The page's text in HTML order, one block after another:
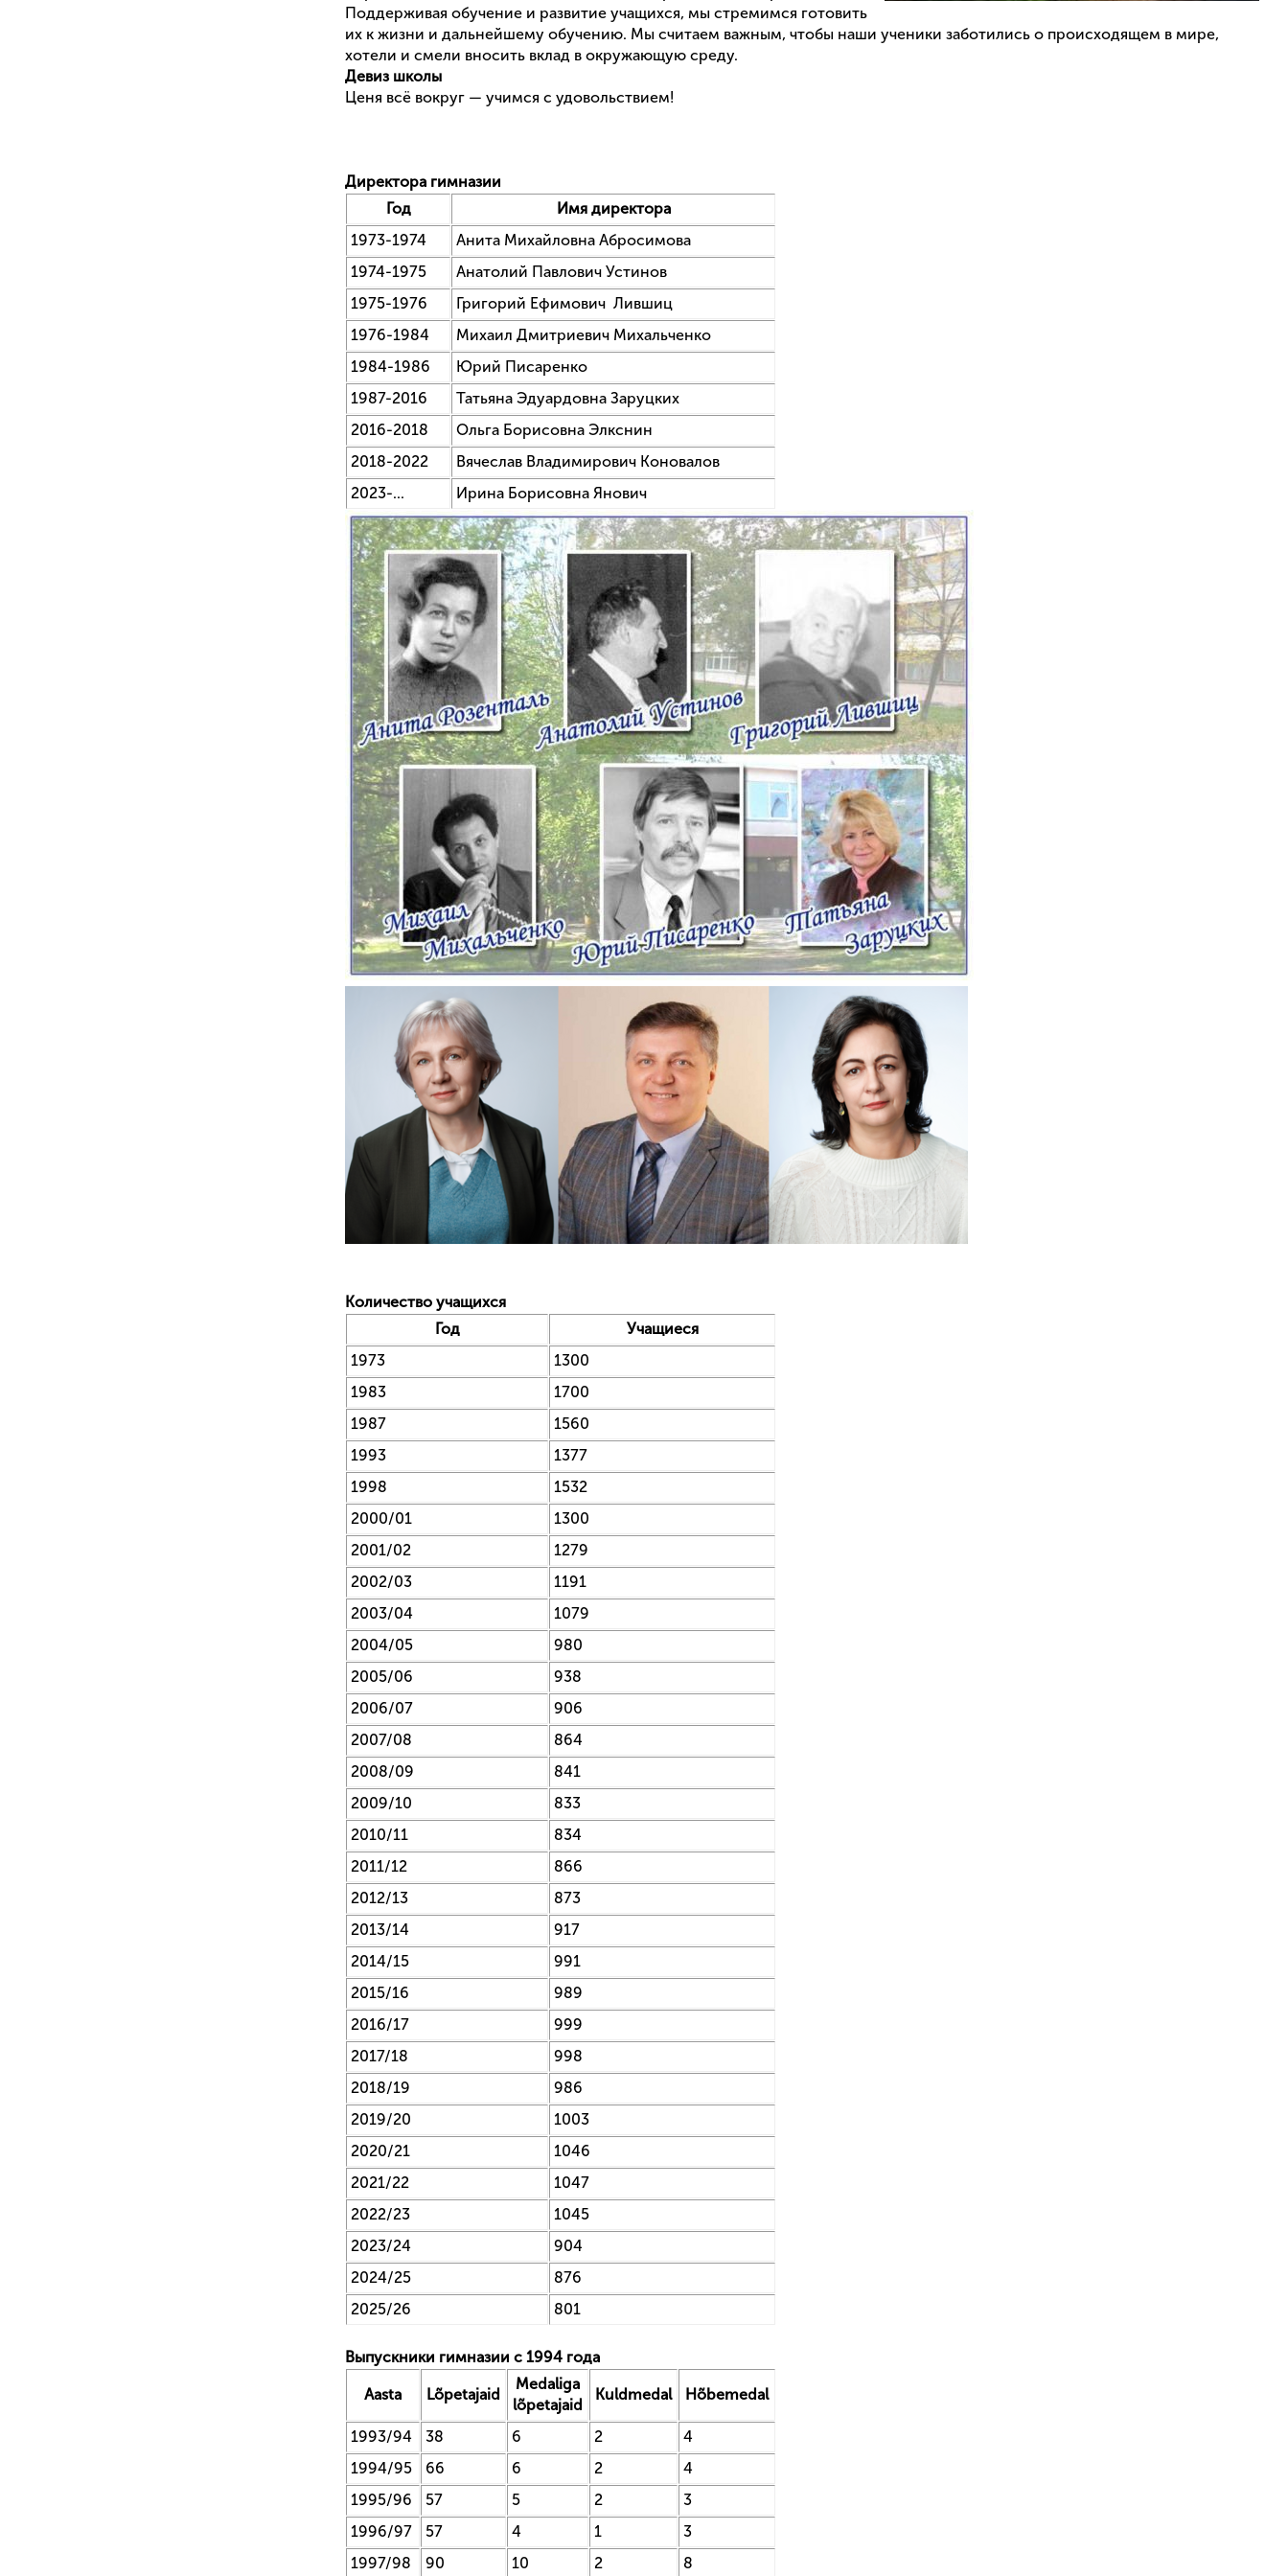
Поддерживая обучение и развитие учащихся, мы стремимся готовить
их к жизни и дальнейшему обучению. Мы считаем важным, чтобы наши ученики заботились о происходящем в мире,
хотели и смели вносить вклад в окружающую среду.
Девиз школы
Ценя всё вокруг — учимся с удовольствием!
Директора гимназии
Год
Имя директора
1973-1974
Анита Михайловна Абросимова
1974-1975
Анатолий Павлович Устинов
1975-1976
Григорий Ефимович Лившиц
1976-1984
Михаил Дмитриевич Михальченко
1984-1986
Юрий Писаренко
1987-2016
Татьяна Эдуардовна Заруцких
2016-2018
Ольга Борисовна Элкснин
2018-2022
Вячеслав Владимирович Коновалов
2023-...
Ирина Борисовна Янович
Количество учащихся
Год
Учащиеся
1973
1300
1983
1700
1987
1560
1993
1377
1998
1532
2000/01
1300
2001/02
1279
2002/03
1191
2003/04
1079
2004/05
980
2005/06
938
2006/07
906
2007/08
864
2008/09
841
2009/10
833
2010/11
834
2011/12
866
2012/13
873
2013/14
917
2014/15
991
2015/16
989
2016/17
999
2017/18
998
2018/19
986
2019/20
1003
2020/21
1046
2021/22
1047
2022/23
1045
2023/24
904
2024/25
876
2025/26
801
Выпускники гимназии с 1994 года
Aasta Lõpetajaid
Medaliga
lõpetajaid
Kuldmedal Hõbemedal
1993/94 38 6 2
4
1994/95
66 6 2
4
1995/96
57 5 2
3
1996/97
57 4 1
3
1997/98
90 10 2 8